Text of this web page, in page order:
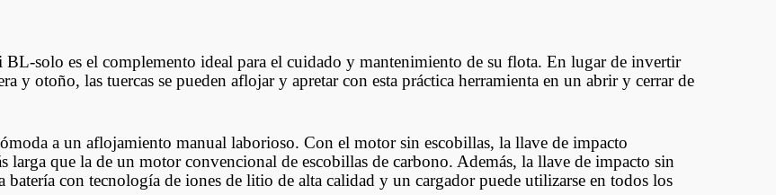
solo es el complemento ideal para el cuidado y mantenimiento de su flota. En lugar de invertir
y otoño, las tuercas se pueden aflojar y apretar con esta práctica herramienta en un abrir y cerrar de
a un aflojamiento manual laborioso. Con el motor sin escobillas, la llave de impacto
que la de un motor convencional de escobillas de carbono. Además, la llave de impacto sin
con tecnología de iones de litio de alta calidad y un cargador puede utilizarse en todos los